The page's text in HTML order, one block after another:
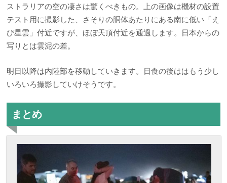
ストラリアの空の凄さは驚くべきもの。上の画像は機材の設置
テスト用に撮影した、さそりの胴体あたりにある南に低い「え
び星雲」付近ですが、ほぼ天頂付近を通過します。日本からの
写りとは雲泥の差。
明日以降は内陸部を移動していきます。日食の後ははもう少し
いろいろ撮影していけそうです。
まとめ